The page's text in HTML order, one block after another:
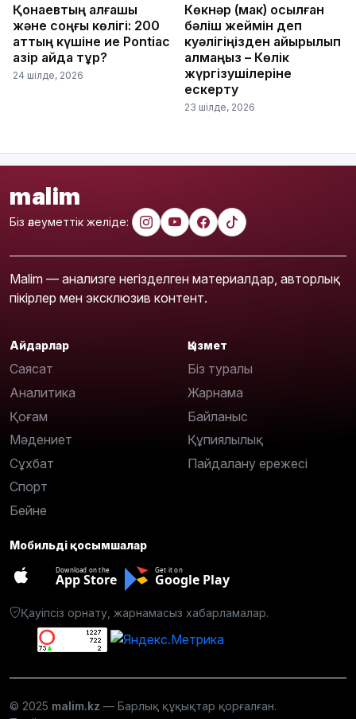
Қонаевтың алғашқы
және соңғы көлігі: 200
аттың күшіне ие Pontiac
қазір қайда тұр?
24 шілде, 2026
Көкнәр (мак) қосылған
бәліш жеймін деп
куәлігіңізден айырылып
қалмаңыз – Көлік
жүргізушілеріне
ескерту
23 шілде, 2026
malim
Біз әлеуметтік желіде:
Malim — анализге негізделген материалдар, авторлық
пікірлер мен эксклюзив контент.
Айдарлар
Саясат
Аналитика
Қоғам
Мәдениет
Сұхбат
Спорт
Бейне
Қызмет
Біз туралы
Жарнама
Байланыс
Құпиялылық
Пайдалану ережесі
Мобильді қосымшалар
Download on the
App Store
Get it on
Google Play
Қауіпсіз орнату, жарнамасыз хабарламалар.
© 2025 malim.kz — Барлық құқықтар қорғалған.